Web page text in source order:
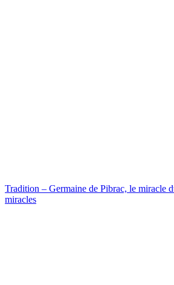
Tradition – Germaine de Pibrac, le miracle
miracles